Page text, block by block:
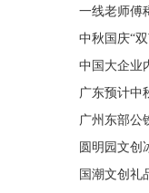
一线老师傅
中秋国庆“
中国大企业
广东预计中
广州东部公
圆明园文
国潮文创礼